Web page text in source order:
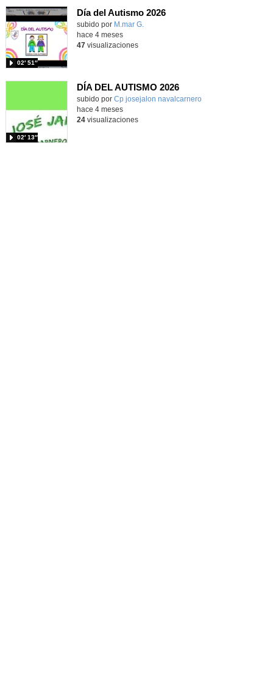
Día del Autismo 2026
Contenido educativo.
subido por M.mar G.
02′ 51″
hace 4 meses
47visualizaciones
DÍA DEL AUTISMO 2026
Contenido educativo.
subido por Cp josejalon navalcarnero
02′ 13″
-
hace 4 meses
24visualizaciones